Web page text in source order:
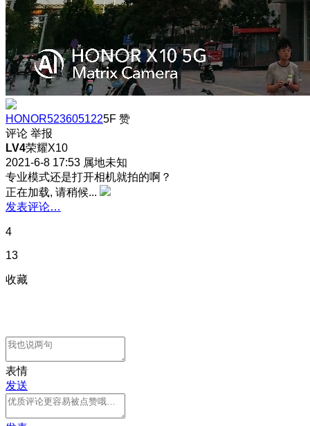
HONOR5236051225F 赞
评论 举报
LV4荣耀X10
2021-6-8 17:53 属地未知
专业模式还是打开相机就拍的啊？
正在加载, 请稍候...
发表评论…
4
13
收藏
表情
发送